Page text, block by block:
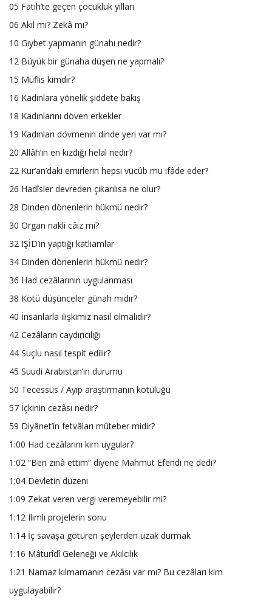
05 Fatih’te geçen çocukluk yılları
06 Akıl mı? Zekâ mı?
10 Gıybet yapmanın günahı nedir?
12 Büyük bir günaha düşen ne yapmalı?
15 Müflis kimdir?
16 Kadınlara yönelik şiddete bakış
18 Kadınlarını döven erkekler
19 Kadınları dövmenin dinde yeri var mı?
20 Allâh’ın en kızdığı helal nedir?
22 Kur’an’daki emirlerin hepsi vücûb mu ifâde eder?
26 Hadîsler devreden çıkarılısa ne olur?
28 Dinden dönenlerin hükmü nedir?
30 Organ nakli câiz mi?
32 IŞİD’in yaptığı katliamlar
34 Dinden dönenlerin hükmü nedir?
36 Had cezâlarının uygulanması
38 Kötü düşünceler günah mıdır?
40 İnsanlarla ilişkimiz nasıl olmalıdır?
42 Cezâların caydırıcılığı
44 Suçlu nasıl tespit edilir?
45 Suudi Arabistan’ın durumu
50 Tecessüs / Ayıp araştırmanın kötülüğü
57 İçkinin cezâsı nedir?
59 Diyânet’in fetvâları mûteber midir?
1:00 Had cezâlarını kim uygular?
1:02 “Ben zinâ ettim” diyene Mahmut Efendi ne dedi?
1:04 Devletin düzeni
1:09 Zekat veren vergi veremeyebilir mi?
1:12 Ilımlı projelerin sonu
1:14 İç savaşa götüren şeylerden uzak durmak
1:16 Mâturîdî Geleneği ve Akılcılık
1:21 Namaz kılmamanın cezâsı var mı? Bu cezâları kim
uygulayabilir?